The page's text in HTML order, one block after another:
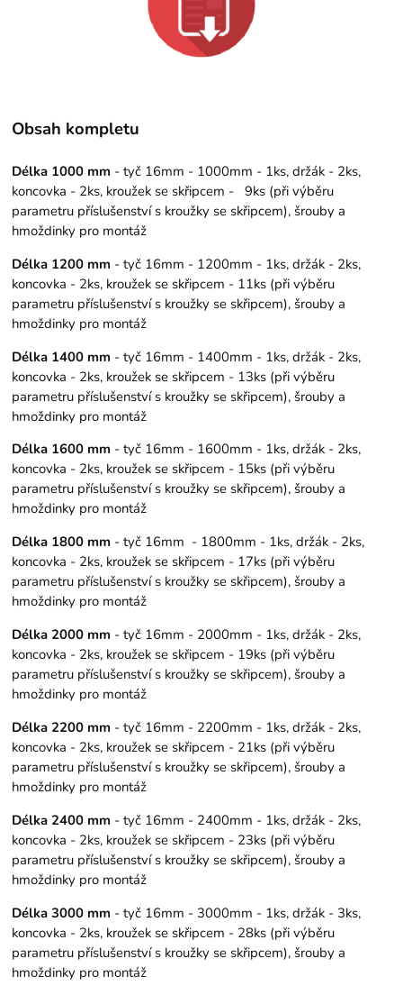
Obsah kompletu
Délka 1000 mm - tyč 16mm - 1000mm - 1ks, držák - 2ks,
koncovka - 2ks, kroužek se skřipcem - 9ks (při výběru
parametru příslušenství s kroužky se skřipcem), šrouby a
hmoždinky pro montáž
Délka 1200 mm - tyč 16mm - 1200mm - 1ks, držák - 2ks,
koncovka - 2ks, kroužek se skřipcem - 11ks (při výběru
parametru příslušenství s kroužky se skřipcem), šrouby a
hmoždinky pro montáž
Délka 1400 mm - tyč 16mm - 1400mm - 1ks, držák - 2ks,
koncovka - 2ks, kroužek se skřipcem - 13ks (při výběru
parametru příslušenství s kroužky se skřipcem), šrouby a
hmoždinky pro montáž
Délka 1600 mm - tyč 16mm - 1600mm - 1ks, držák - 2ks,
koncovka - 2ks, kroužek se skřipcem - 15ks (při výběru
parametru příslušenství s kroužky se skřipcem), šrouby a
hmoždinky pro montáž
Délka 1800 mm - tyč 16mm - 1800mm - 1ks, držák - 2ks,
koncovka - 2ks, kroužek se skřipcem - 17ks (při výběru
parametru příslušenství s kroužky se skřipcem), šrouby a
hmoždinky pro montáž
Délka 2000 mm - tyč 16mm - 2000mm - 1ks, držák - 2ks,
koncovka - 2ks, kroužek se skřipcem - 19ks (při výběru
parametru příslušenství s kroužky se skřipcem), šrouby a
hmoždinky pro montáž
Délka 2200 mm - tyč 16mm - 2200mm - 1ks, držák - 2ks,
koncovka - 2ks, kroužek se skřipcem - 21ks (při výběru
parametru příslušenství s kroužky se skřipcem), šrouby a
hmoždinky pro montáž
Délka 2400 mm - tyč 16mm - 2400mm - 1ks, držák - 2ks,
koncovka - 2ks, kroužek se skřipcem - 23ks (při výběru
parametru příslušenství s kroužky se skřipcem), šrouby a
hmoždinky pro montáž
Délka 3000 mm - tyč 16mm - 3000mm - 1ks, držák - 3ks,
koncovka - 2ks, kroužek se skřipcem - 28ks (při výběru
parametru příslušenství s kroužky se skřipcem), šrouby a
hmoždinky pro montáž